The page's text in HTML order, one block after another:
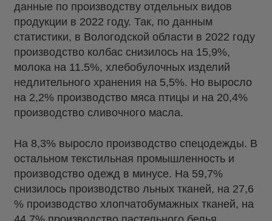
данные по производству отдельных видов
продукции в 2022 году. Так, по данным
статистики, в Вологодской области в 2022 году
производство колбас снизилось на 15,9%,
молока на 11.5%, хлебобулочных изделий
недлительного хранения на 5,5%. Но выросло
на 2,2% производство мяса птицы и на 20,4%
производство сливочного масла.
На 8,3% выросло производство спецодежды. В
остальном текстильная промышленность и
производство одежд в минусе. На 59,7%
снизилось производство льных тканей, на 27,6
% производство хлопчатобумажных тканей, на